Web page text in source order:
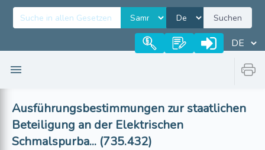
Suchen
Ausführungsbestimmungen zur staatlichen
Beteiligung an der Elektrischen
Schmalspurba... (735.432)